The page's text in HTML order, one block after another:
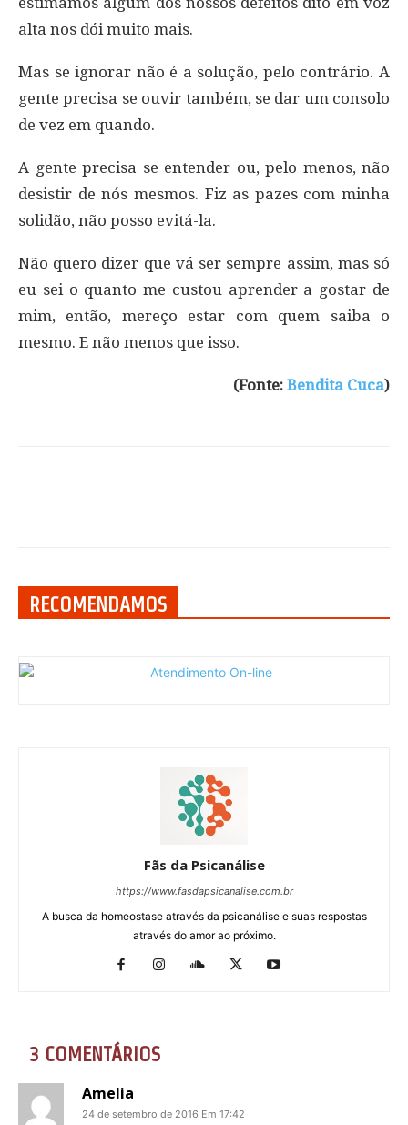
alta nos dói muito mais.
Mas se ignorar não é a solução, pelo contrário. A
gente precisa se ouvir também, se dar um consolo
de vez em quando.
A gente precisa se entender ou, pelo menos, não
desistir de nós mesmos. Fiz as pazes com minha
solidão, não posso evitá-la.
Não quero dizer que vá ser sempre assim, mas só
eu sei o quanto me custou aprender a gostar de
mim, então, mereço estar com quem saiba o
mesmo. E não menos que isso.
(Fonte: Bendita Cuca)
RECOMENDAMOS
Fãs da Psicanálise
https://www.fasdapsicanalise.com.br
A busca da homeostase através da psicanálise e suas respostas
através do amor ao próximo.
3 COMENTÁRIOS
Amelia
24 de setembro de 2016 Em 17:42